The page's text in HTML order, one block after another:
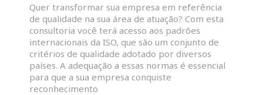
Quer transformar sua empresa em referência
de qualidade na sua área de atuação? Com esta
consultoria você terá acesso aos padrões
internacionais da ISO, que são um conjunto de
critérios de qualidade adotado por diversos
países. A adequação a essas normas é essencial
para que a sua empresa conquiste
reconhecimento